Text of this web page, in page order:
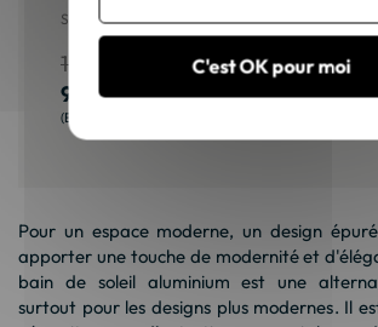
Sunbrella "Nusa Pedina"
904,40 €
1 500,00 €
foncé alu
587,50
977,50 €
Pour un espace moderne, un design
apporter une touche de modernité et
bain de soleil aluminium est une
surtout pour les designs plus modernes. Il
C'est OK pour moi